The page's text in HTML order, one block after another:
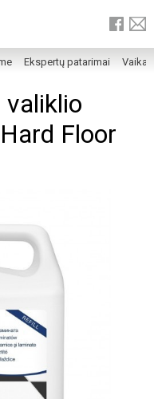
Ekspertų patarimai
Floor